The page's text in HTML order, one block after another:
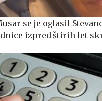
se je oglasil
izpred štirih let